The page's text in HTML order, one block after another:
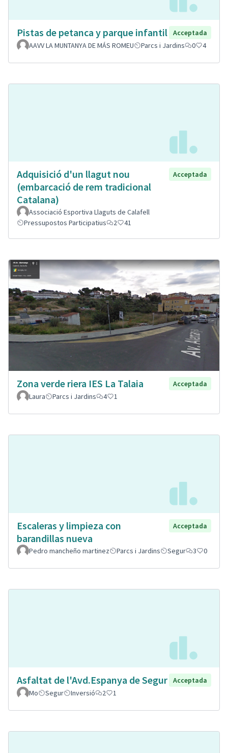
Pistas de petanca y parque infantil
Acceptada
AAVV LA MUNTANYA DE MÁS ROMEU
Parcs i Jardins 0 4
Adquisició d'un llagut nou
(embarcació de rem tradicional
Catalana)
Acceptada
Associació Esportiva Llaguts de Calafell
Pressupostos Participatius
2 41
Zona verde riera IES La Talaia
Acceptada
Laura
Parcs i Jardins 4 1
Escaleras y limpieza con
barandillas nueva
Acceptada
Pedro mancheño martinez Parcs i Jardins Segur 3 0
Asfaltat de l'Avd.Espanya de Segur
Acceptada
Mo
Segur Inversió 2 1